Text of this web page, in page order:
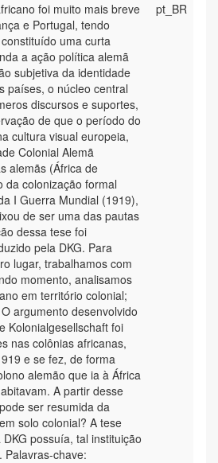
foi muito mais breve
e Portugal, tendo
uma curta
a ação política alemã
subjetiva da identidade
países, o núcleo central
discursos e suportes,
de que o período do
cultura visual europeia,
Colonial Alemã
alemãs (África de
da colonização formal
I Guerra Mundial (1919),
de ser uma das pautas
dessa tese foi
pela DKG. Para
lugar, trabalhamos com
momento, analisamos
em território colonial;
argumento desenvolvido
Kolonialgesellschaft foi
nas colônias africanas,
e se fez, de forma
alemão que ia à África
A partir desse
ser resumida da
solo colonial? A tese
possuía, tal instituição
Palavras-chave:
pt_BR